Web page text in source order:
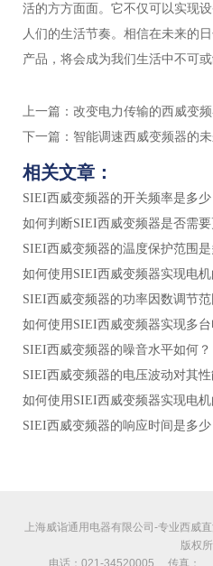
活的方方面面。它不仅可以实现
人们的生活节奏。相信在未来的
产品，将会成为我们生活中不可或
上一篇： 改变电力传输的西威变
下一篇： 智能调速西威变频器的
相关文章：
SIEI西威变频器的开关频率是多少
如何判断SIEI西威变频器是否需要
SIEI西威变频器的温度保护范围是
如何使用SIEI西威变频器实现电
SIEI西威变频器的功率因数调节范
如何使用SIEI西威变频器实现多
SIEI西威变频器的噪音水平如何？
SIEI西威变频器的电压波动对其
如何使用SIEI西威变频器实现电
SIEI西威变频器的响应时间是多少
上海威诣通用电器有限公司-专业西威
版权
电话：021-34520005 传真：